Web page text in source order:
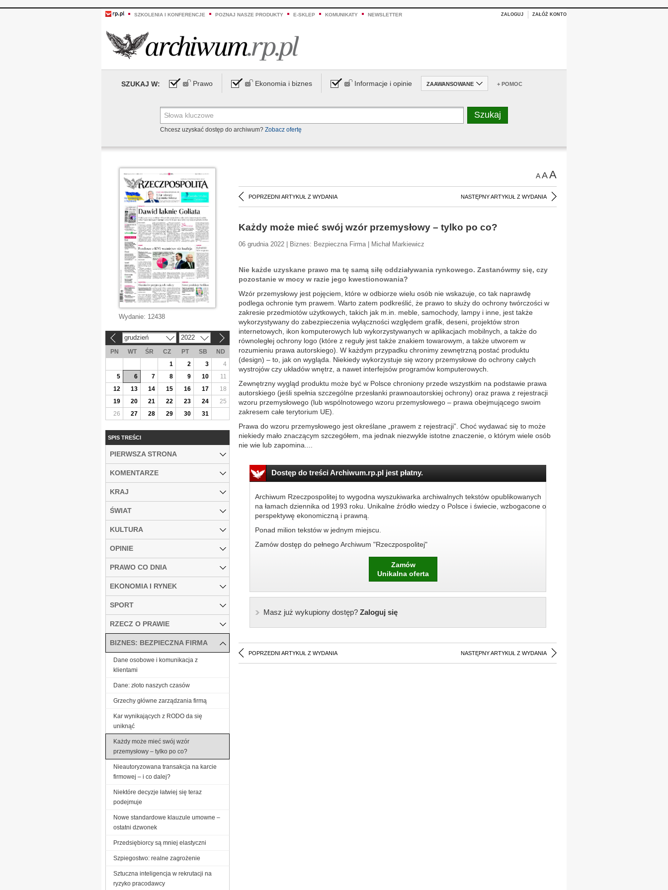
SZKOLENIA I KONFERENCJE POZNAJ NASZE PRODUKTY E-SKLEP KOMUNIKATY NEWSLETTER ZALOGUJ ZAŁÓŻ KONTO
SZUKAJ W: Prawo Ekonomia i biznes Informacje i opinie ZAAWANSOWANE + POMOC
Chcesz uzyskać dostęp do archiwum? Zobacz ofertę
AAA
POPRZEDNI ARTYKUŁ Z WYDANIA NASTĘPNY ARTYKUŁ Z WYDANIA
Każdy może mieć swój wzór przemysłowy – tylko po co?
06 grudnia 2022 | Biznes: Bezpieczna Firma | Michał Markiewicz
Nie każde uzyskane prawo ma tę samą siłę oddziaływania rynkowego. Zastanówmy się, czy
pozostanie w mocy w razie jego kwestionowania?
Wzór przemysłowy jest pojęciem, które w odbiorze wielu osób nie wskazuje, co tak naprawdę
podlega ochronie tym prawem. Warto zatem podkreślić, że prawo to służy do ochrony twórczości w
zakresie przedmiotów użytkowych, takich jak m.in. meble, samochody, lampy i inne, jest także
wykorzystywany do zabezpieczenia wyłączności względem grafik, deseni, projektów stron
internetowych, ikon komputerowych lub wykorzystywanych w aplikacjach mobilnych, a także do
równoległej ochrony logo (które z reguły jest także znakiem towarowym, a także utworem w
rozumieniu prawa autorskiego). W każdym przypadku chronimy zewnętrzną postać produktu
(design) – to, jak on wygląda. Niekiedy wykorzystuje się wzory przemysłowe do ochrony całych
wystrojów czy układów wnętrz, a nawet interfejsów programów komputerowych.
Zewnętrzny wygląd produktu może być w Polsce chroniony przede wszystkim na podstawie prawa
autorskiego (jeśli spełnia szczególne przesłanki prawnoautorskiej ochrony) oraz prawa z rejestracji
wzoru przemysłowego (lub wspólnotowego wzoru przemysłowego – prawa obejmującego swoim
zakresem całe terytorium UE).
Prawa do wzoru przemysłowego jest określane „prawem z rejestracji”. Choć wydawać się to może
niekiedy mało znaczącym szczegółem, ma jednak niezwykle istotne znaczenie, o którym wiele osób
nie wie lub zapomina....
Dostęp do treści Archiwum.rp.pl jest płatny.
Archiwum Rzeczpospolitej to wygodna wyszukiwarka archiwalnych tekstów opublikowanych
na łamach dziennika od 1993 roku. Unikalne źródło wiedzy o Polsce i świecie, wzbogacone o
perspektywę ekonomiczną i prawną.
Ponad milion tekstów w jednym miejscu.
Zamów dostęp do pełnego Archiwum "Rzeczpospolitej"
Zamów
Unikalna oferta
Masz już wykupiony dostęp?Zaloguj się
POPRZEDNI ARTYKUŁ Z WYDANIA NASTĘPNY ARTYKUŁ Z WYDANIA
Wydanie: 12438
grudzień 2022
PN WT ŚR CZ PT SB
ND
1
2 3
4
5
6 7 8 9 10
11
12
13 14 15 16 17
18
19
20 21 22 23 24
25
26
27 28 29 30 31
SPIS TREŚCI
PIERWSZA STRONA
KOMENTARZE
KRAJ
ŚWIAT
KULTURA
OPINIE
PRAWO CO DNIA
EKONOMIA I RYNEK
SPORT
RZECZ O PRAWIE
BIZNES: BEZPIECZNA FIRMA
Dane osobowe i komunikacja z
klientami
Dane: złoto naszych czasów
Grzechy główne zarządzania firmą
Kar wynikających z RODO da się
uniknąć
Każdy może mieć swój wzór
przemysłowy – tylko po co?
Nieautoryzowana transakcja na karcie
firmowej – i co dalej?
Niektóre decyzje łatwiej się teraz
podejmuje
Nowe standardowe klauzule umowne –
ostatni dzwonek
Przedsiębiorcy są mniej elastyczni
Szpiegostwo: realne zagrożenie
Sztuczna inteligencja w rekrutacji na
ryzyko pracodawcy